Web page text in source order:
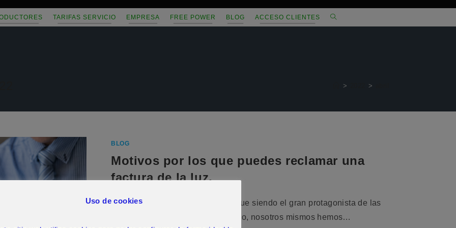
TARIFAS SERVICIO EMPRESA FREE POWER BLOG ACCESO CLIENTES ALTERNAR
WEB
> >
BLOG
Motivos por los que puedes reclamar una
factura de la luz.
El desorbitado precio de la luz sigue siendo el gran protagonista de las
conversaciones actuales. De hecho, nosotros mismos hemos…
Uso de cookies